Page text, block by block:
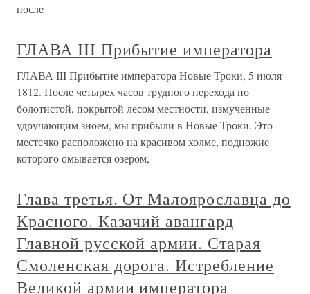
после
ГЛАВА III Прибытие императора
ГЛАВА III Прибытие императора Новые Троки, 5 июля
1812. После четырех часов трудного перехода по
болотистой, покрытой лесом местности, измученные
удручающим зноем, мы прибыли в Новые Троки. Это
местечко расположено на красивом холме, подножие
которого омывается озером,
Глава третья. От Малоярославца до
Красного. Казачий авангард
Главной русской армии. Старая
Смоленская дорога. Истребление
Великой армии императора